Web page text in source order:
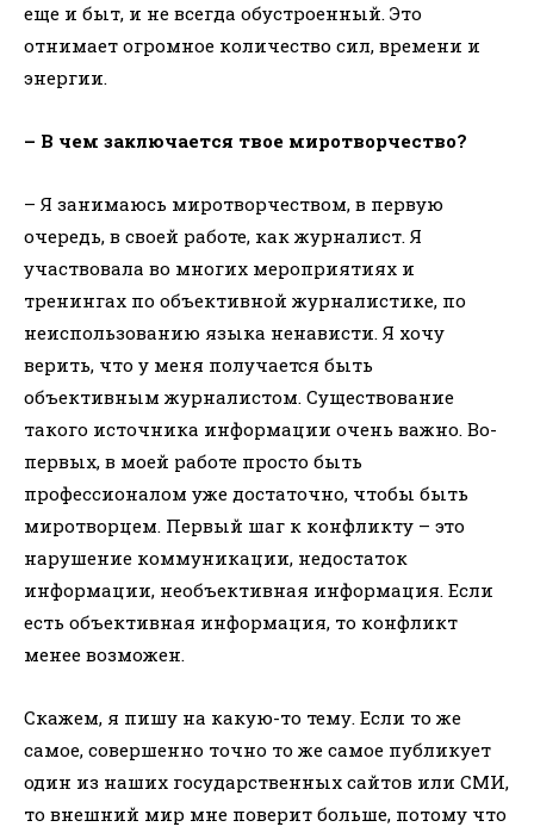
еще и быт, и не всегда обустроенный. Это
отнимает огромное количество сил, времени и
энергии.
– В чем заключается твое миротворчество?
– Я занимаюсь миротворчеством, в первую
очередь, в своей работе, как журналист. Я
участвовала во многих мероприятиях и
тренингах по объективной журналистике, по
неиспользованию языка ненависти. Я хочу
верить, что у меня получается быть
объективным журналистом. Существование
такого источника информации очень важно. Во-
первых, в моей работе просто быть
профессионалом уже достаточно, чтобы быть
миротворцем. Первый шаг к конфликту – это
нарушение коммуникации, недостаток
информации, необъективная информация. Если
есть объективная информация, то конфликт
менее возможен.
Скажем, я пишу на какую-то тему. Если то же
самое, совершенно точно то же самое публикует
один из наших государственных сайтов или СМИ,
то внешний мир мне поверит больше, потому что